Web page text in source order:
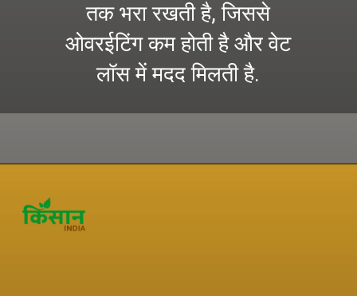
तक भरा रखती है, जिससे
ओवरईटिंग कम होती है और वेट
लॉस में मदद मिलती है.